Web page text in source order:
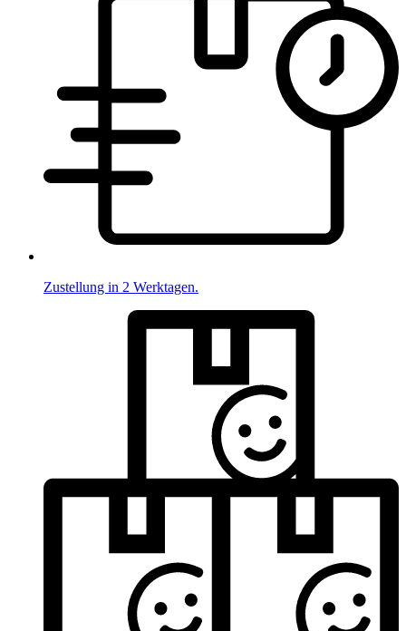
Zustellung in 2 Werktagen.